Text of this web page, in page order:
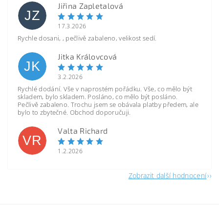
JZ
Jiřina Zapletalová
17.3.2026
Rychle dosani, , pečlivě zabaleno, velikost sedí.
JK
Jitka Královcová
3.2.2026
Rychlé dodání. Vše v naprostém pořádku. Vše, co mělo být
skladem, bylo skladem. Posláno, co mělo být posláno.
Pečlivě zabaleno. Trochu jsem se obávala platby předem, ale
bylo to zbytečné. Obchod doporučuji.
VR
Valta Richard
1.2.2026
Zobrazit další hodnocení